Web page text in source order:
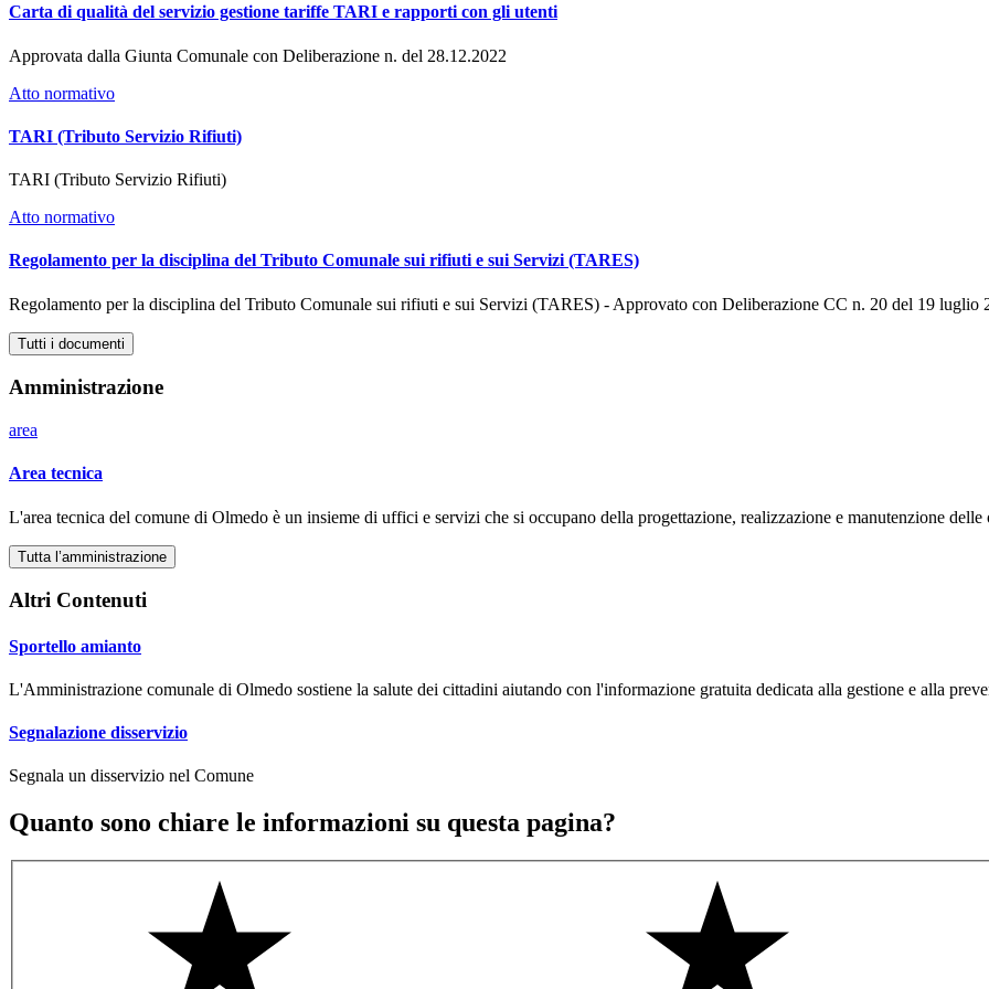
Carta di qualità del servizio gestione tariffe TARI e rapporti con gli utenti
Approvata dalla Giunta Comunale con Deliberazione n. del 28.12.2022
Atto normativo
TARI (Tributo Servizio Rifiuti)
TARI (Tributo Servizio Rifiuti)
Atto normativo
Regolamento per la disciplina del Tributo Comunale sui rifiuti e sui Servizi (TARES)
Regolamento per la disciplina del Tributo Comunale sui rifiuti e sui Servizi (TARES) - Approvato con Deliberazione CC n. 20 del 19 luglio
Tutti i documenti
Amministrazione
area
Area tecnica
L'area tecnica del comune di Olmedo è un insieme di uffici e servizi che si occupano della progettazione, realizzazione e manutenzione
Tutta l’amministrazione
Altri Contenuti
Sportello amianto
L'Amministrazione comunale di Olmedo sostiene la salute dei cittadini aiutando con l'informazione gratuita dedicata alla gestione e alla
Segnalazione disservizio
Segnala un disservizio nel Comune
Quanto sono chiare le informazioni su questa pagina?